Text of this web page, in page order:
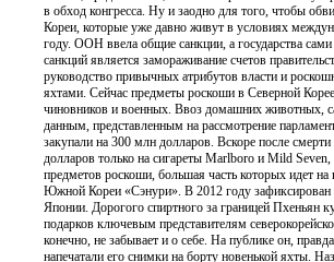
в обход конгресса. Ну и заодно для того, чтобы
Кореи, которые уже давно живут в условиях
году. ООН ввела общие санкции, а государства
санкций является замораживание счетов
руководство привычных атрибутов власти и
яхтами. Сейчас предметы роскоши в Северной
чиновников и военных. Ввоз домашних животных,
данным, представленным на рассмотрение
закупали на 300 млн долларов. Вскоре после
долларов только на сигареты Marlboro и Mild
предметов роскоши, большая часть которых идет
Южной Кореи «Сэнури». В 2012 году зафиксирован
Японии. Дорогого спиртного за границей Пхеньян
подарков ключевым представителям
конечно, не забывает и о себе. На публике он,
напечатали его снимки на борту новенькой яхты.